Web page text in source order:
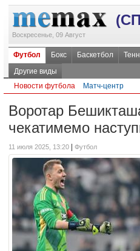
Воскресенье, 09 Август
Футбол Бокс Баскетбол
Другие виды
Новости футбола
Матч-центр
Воротар
чекатимемо
11 июля 2025, 13:20 Футбол